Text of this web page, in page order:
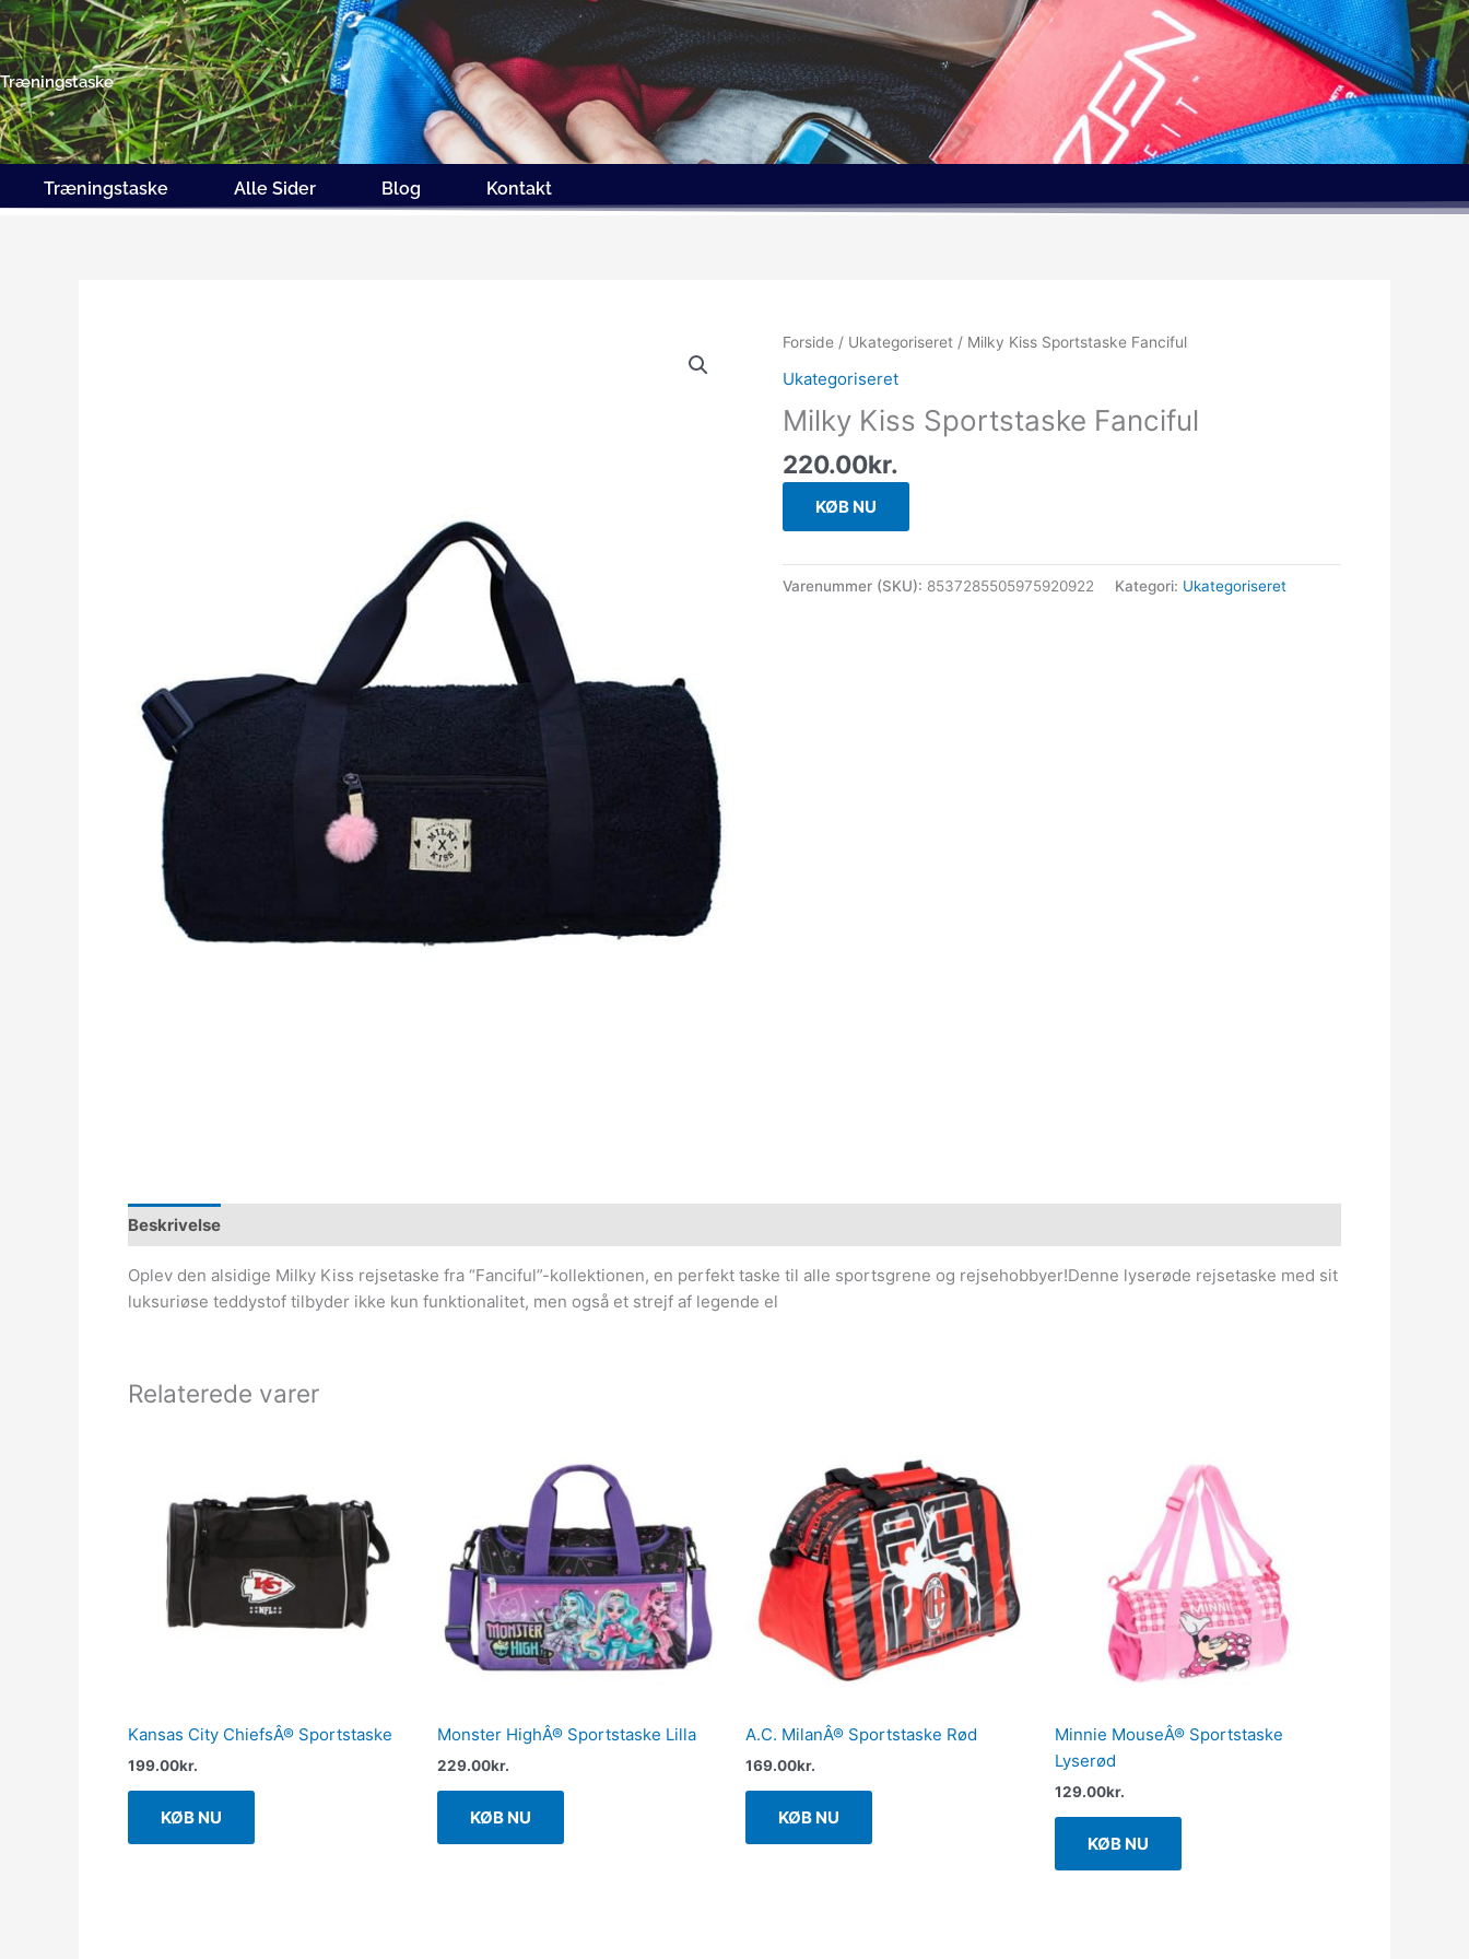
Gå
til
indholdet
Træningstaske
Træningstaske Alle Sider Blog Kontakt
Forside / Ukategoriseret / Milky Kiss Sportstaske Fanciful
Ukategoriseret
Milky Kiss Sportstaske Fanciful
220.00kr.
KØB NU
Varenummer (SKU): 8537285505975920922 Kategori: Ukategoriseret
Beskrivelse
Oplev den alsidige Milky Kiss rejsetaske fra “Fanciful”-kollektionen, en perfekt taske til alle sportsgrene og rejsehobbyer!Denne lyserøde rejsetaske med sit
luksuriøse teddystof tilbyder ikke kun funktionalitet, men også et strejf af legende el
Relaterede varer
Kansas City ChiefsÂ® Sportstaske
199.00kr.
KØB NU
Monster HighÂ® Sportstaske Lilla
229.00kr.
KØB NU
A.C. MilanÂ® Sportstaske Rød
169.00kr.
KØB NU
Minnie MouseÂ® Sportstaske
Lyserød
129.00kr.
KØB NU